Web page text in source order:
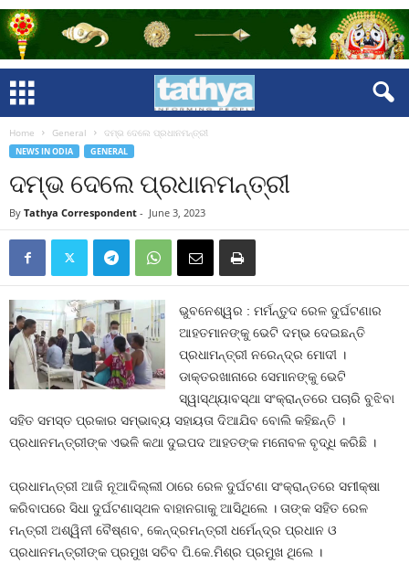
Home General ଦମ୍ଭ ଦେଲେ ପ୍ରଧାନମନ୍ତ୍ରୀ
NEWS IN ODIA GENERAL
ଦମ୍ଭ ଦେଲେ ପ୍ରଧାନମନ୍ତ୍ରୀ
By Tathya Correspondent - June 3, 2023
ଭୁବନେଶ୍ୱର : ମର୍ମନ୍ତୁଦ ରେଳ ଦୁର୍ଘଟଣାର
ଆହତମାନଙ୍କୁ ଭେଟି ଦମ୍ଭ ଦେଇଛନ୍ତି
ପ୍ରଧାମନ୍ତ୍ରୀ ନରେନ୍ଦ୍ର ମୋଦୀ ।
ଡାକ୍ତରଖାନାରେ ସେମାନଙ୍କୁ ଭେଟି
ସ୍ୱାସ୍ଥ୍ୟାବସ୍ଥା ସଂକ୍ରାନ୍ତରେ ପଚାରି ବୁଝିବା
ସହିତ ସମସ୍ତ ପ୍ରକାର ସମ୍ଭାବ୍ୟ ସହାୟତା ଦିଆଯିବ ବୋଲି କହିଛନ୍ତି ।
ପ୍ରଧାନମନ୍ତ୍ରୀଙ୍କ ଏଭଳି କଥା ଦୁଇପଦ ଆହତଙ୍କ ମନୋବଳ ବୃଦ୍ଧି କରିଛି ।
ପ୍ରଧାମନ୍ତ୍ରୀ ଆଜି ନୂଆଦିଲ୍ଲୀ ଠାରେ ରେଳ ଦୁର୍ଘଟଣା ସଂକ୍ରାନ୍ତରେ ସମୀକ୍ଷା
କରିବାପରେ ସିଧା ଦୁର୍ଘଟଣାସ୍ଥଳ ବାହାନଗାକୁ ଆସିଥିଲେ । ତାଙ୍କ ସହିତ ରେଳ
ମନ୍ତ୍ରୀ ଅଶ୍ୱିନୀ ବୈଷ୍ଣବ, କେନ୍ଦ୍ରମନ୍ତ୍ରୀ ଧର୍ମେନ୍ଦ୍ର ପ୍ରଧାନ ଓ
ପ୍ରଧାନମନ୍ତ୍ରୀଙ୍କ ପ୍ରମୁଖ ସଚିବ ପି.କେ.ମିଶ୍ର ପ୍ରମୁଖ ଥିଲେ ।